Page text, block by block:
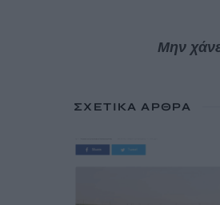
Μην
ΣΧΕΤΙΚΆ ΆΡΘΡΑ